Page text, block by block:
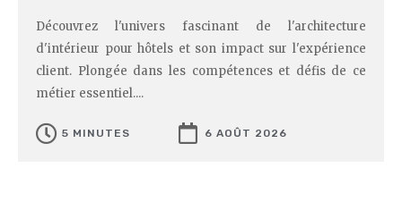
Découvrez l'univers fascinant de l'architecture
d'intérieur pour hôtels et son impact sur l'expérience
client. Plongée dans les compétences et défis de ce
métier essentiel....
5 MINUTES 6 AOÛT 2026